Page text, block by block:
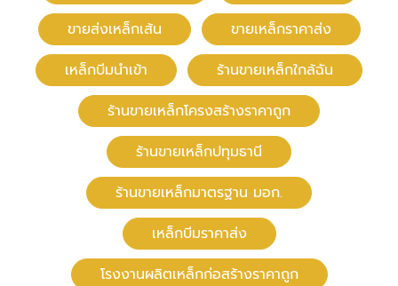
ขายส่งเหล็กเส้น
ขายเหล็กราคาส่ง
เหล็กบีมนำเข้า
ร้านขายเหล็กใกล้ฉัน
ร้านขายเหล็กโครงสร้างราคาถูก
ร้านขายเหล็กปทุมธานี
ร้านขายเหล็กมาตรฐาน มอก.
เหล็กบีมราคาส่ง
โรงงานผลิตเหล็กก่อสร้างราคาถูก